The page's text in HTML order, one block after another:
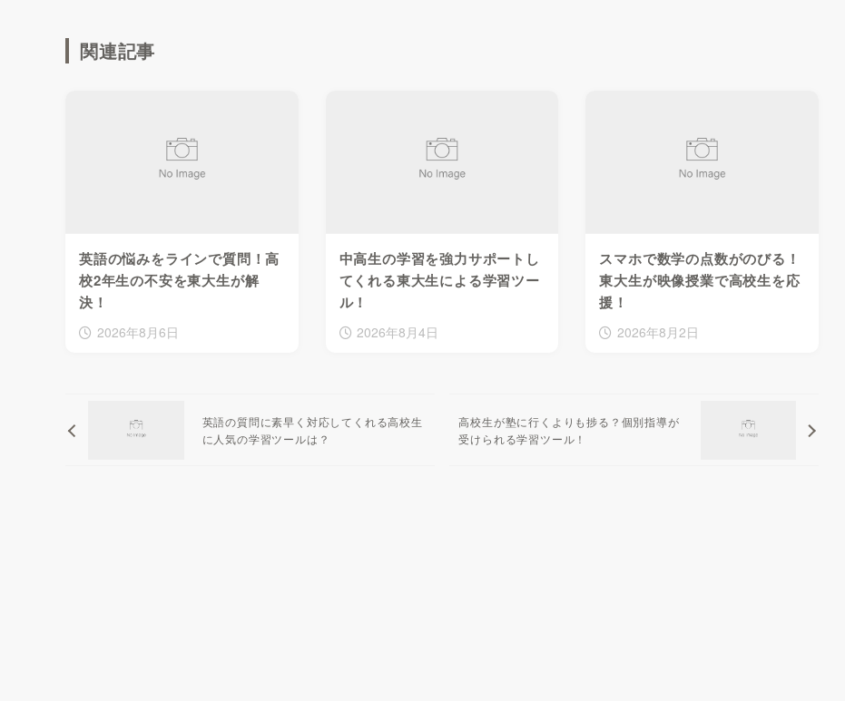
関連記事
英語の悩みをラインで質問！高
校2年生の不安を東大生が解
決！
2026年8月6日
中高生の学習を強力サポートし
てくれる東大生による学習ツー
ル！
2026年8月4日
スマホで数学の点数がのびる！
東大生が映像授業で高校生を応
援！
2026年8月2日
英語の質問に素早く対応してくれる高校生
に人気の学習ツールは？
高校生が塾に行くよりも捗る？個別指導が
受けられる学習ツール！